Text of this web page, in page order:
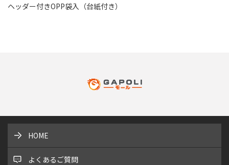
ヘッダー付きOPP袋入（台紙付き）
HOME
よくあるご質問